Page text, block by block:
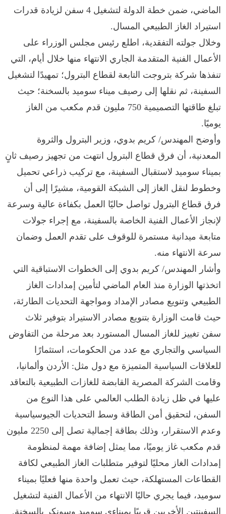
الماضي، ضمن خطة الدولة لتشغيل 4 سفن لزيادة قدرات
استيراد الغاز الطبيعي المسال.
وخلال جولته التفقدية، اطلع رئيس مجلس الوزراء على
الأعمال الفنية المتقدمة الجاري الانتهاء منها خلال أيام، التي
تنفذها شركة بتروجت التابعة لقطاع البترول؛ تمهيدًا لتشغيل
السفينة، ثم نقلها إلى رصيف ميناء سوميد بالسخنة؛ حيث
تبلغ طاقتها التصميمية 750 مليون قدم مكعب من الغاز
يوميًا.
وأوضح المهندس/ كريم بدوي، وزير البترول والثروة
المعدنية، أن فرق قطاع البترول انتهت من تجهيز رصيف ثانٍ
بميناء سوميد لاستقبال السفينة، مع تركيب ذراعي تحميل
وخطوط لنقل الغاز إلى الشبكة القومية، مشيرًا إلى أن
فرق قطاع البترول تواصل حاليًا العمل بكفاءة عالية وسرعة
لإنجاز الأعمال الفنية الخاصة بالسفينة، مع إجراء جولات
متابعة ميدانية مستمرة للوقوف على تقدم العمل وضمان
سرعة الانتهاء منه.
وأشار المهندس/ كريم بدوي إلى الخطوات الاستباقية التي
اتخذتها الوزارة منذ العام الماضي لتأمين إمدادات الغاز
الطبيعي وتنويع مصادر الإمداد ومواجهة التحديات الطارئة،
حيث قامت الوزارة بتنويع مصادر الاستيراد بتوفير ثلاث
سفن تغييز للغاز المسال المستورد بعد مرحلة من التفاوض
السياسي والتجاري مع عدد من الحكومات، استثمارًا
للعلاقات السياسية المتميزة مع دول مثل: الأردن وألمانيا،
وقامت الشركة المصرية القابضة للغازات الطبيعية بالتعاقد
عليها في ظل زيادة الطلب العالمي على هذا النوع من
السفن، لتحقيق أمن الطاقة وسط التحديات الجيوسياسية
وعدم الاستقرار، وذلك بطاقة إجمالية تصل إلى 2250 مليون
قدم مكعب غاز يوميًا، مما يمثل إضافة مهمة لمنظومة
إمدادات الغاز محليًا لتوفير متطلبات الغاز الطبيعي لكافة
القطاعات المستهلكة، حيث تعمل واحدة منها فعليًا بميناء
سوميد، فيما يجري حاليًا الانتهاء من الأعمال الفنية لتشغيل
السفينتين الأخريين قريبًا بميناءي سوميد وسونكر بالسخنة.